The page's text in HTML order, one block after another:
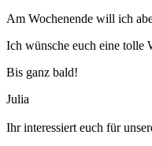
Am Wochenende will ich
Ich wünsche euch eine tolle
Bis ganz bald!
Julia
Ihr interessiert euch für